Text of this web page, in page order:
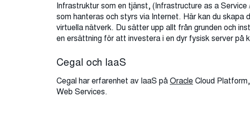
Infrastruktur som en tjänst, (Infrastructure as a
som hanteras och styrs via Internet. Här kan du skapa
virtuella nätverk. Du sätter upp allt från grunden och
en ersättning för att investera i en dyr fysisk server på
Cegal och IaaS
Cegal har erfarenhet av IaaS påOracle Cloud Platform,
Web Services.